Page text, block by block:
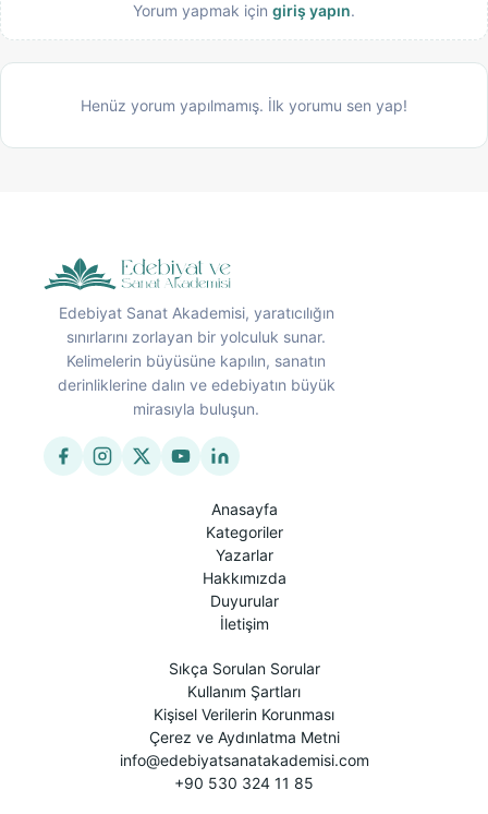
Yorum yapmak için giriş yapın.
Henüz yorum yapılmamış. İlk yorumu sen yap!
Edebiyat Sanat Akademisi, yaratıcılığın
sınırlarını zorlayan bir yolculuk sunar.
Kelimelerin büyüsüne kapılın, sanatın
derinliklerine dalın ve edebiyatın büyük
mirasıyla buluşun.
Anasayfa
Kategoriler
Yazarlar
Hakkımızda
Duyurular
İletişim
Sıkça Sorulan Sorular
Kullanım Şartları
Kişisel Verilerin Korunması
Çerez ve Aydınlatma Metni
info@edebiyatsanatakademisi.com
+90 530 324 11 85